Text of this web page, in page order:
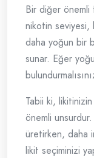
Bir diğer
nikotin seviyesi,
daha yoğun bir
sunar. Eğer
Tabii ki, likitinizin
önemli
üretirken, daha
likit seçiminizi